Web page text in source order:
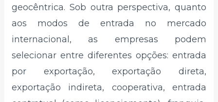
geocêntrica. Sob outra perspectiva, quanto
aos modos de entrada no mercado
internacional, as empresas podem
selecionar entre diferentes opções: entrada
por exportação, exportação direta,
exportação indireta, cooperativa, entrada